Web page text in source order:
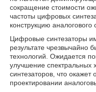
сокращение стоимости
частоты цифровых
конструкцию аналогового
Цифровые синтезаторы
результате чрезвычайно
технологий. Ожидается
улучшение спектральных
синтезаторов, что
проектировании